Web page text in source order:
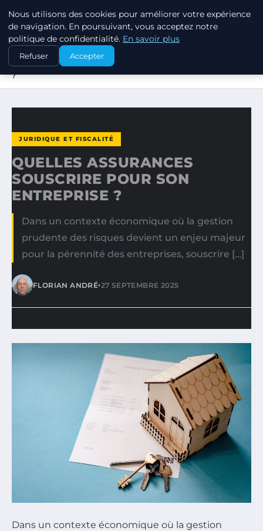
MARKETING STRATEGIQUE
ACCUEIL
JURIDIQUE ET FISCALITÉ
QUELLES ASSURANCES SOUSCRIRE POUR SON ENTREPRISE
?
JURIDIQUE ET FISCALITÉ
QUELLES ASSURANCES
SOUSCRIRE POUR SON
ENTREPRISE ?
Dans un contexte économique où la gestion
prudente des risques devient un enjeu majeur
pour la pérennité des entreprises, souscrire […]
FLORIAN ANDRÉ•27 SEPTEMBRE 2025
Dans un contexte économique où la gestion
Nous utilisons des cookies pour améliorer votre expérience
de navigation. En poursuivant, vous acceptez notre
politique de confidentialité. En savoir plus
Refuser Accepter